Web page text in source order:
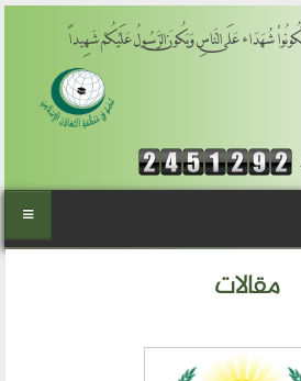
شُهَدَاء عَلَى النَّاسِ وَيَكُونَ الرَّسُولُ عَلَيْكُمْ شَهِيداً
العالمي للوسطية
مقالات